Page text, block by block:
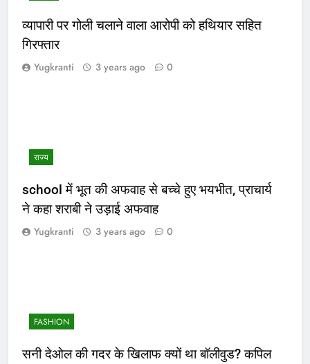
व्यापारी पर गोली चलाने वाला आरोपी को हथियार सहित
गिरफ्तार
Yugkranti 3 years ago 0
राज्य
school में भूत की अफवाह से बच्चे हुए भयभीत, प्राचार्य
ने कहा शराबी ने उड़ाई अफवाह
Yugkranti 3 years ago 0
FASHION
सनी देओल की गदर के खिलाफ क्यों था बॉलीवुड? कपिल